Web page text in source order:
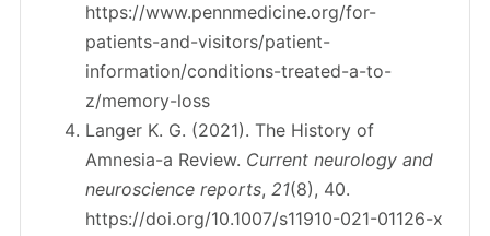
https://www.pennmedicine.org/for-
patients-and-visitors/patient-
information/conditions-treated-a-to-
z/memory-loss
Langer K. G. (2021). The History of
Amnesia-a Review. Current neurology and
neuroscience reports, 21(8), 40.
https://doi.org/10.1007/s11910-021-01126-x